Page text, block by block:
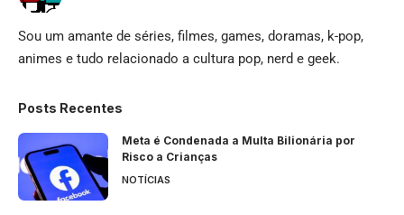
Sou um amante de séries, filmes, games, doramas, k-pop,
animes e tudo relacionado a cultura pop, nerd e geek.
Posts Recentes
Meta é Condenada a Multa Bilionária por
Risco a Crianças
NOTÍCIAS